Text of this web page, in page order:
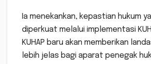
Ia menekankan, kepastian hukum
diperkuat melalui implementasi
KUHAP baru akan memberikan
lebih jelas bagi aparat penegak